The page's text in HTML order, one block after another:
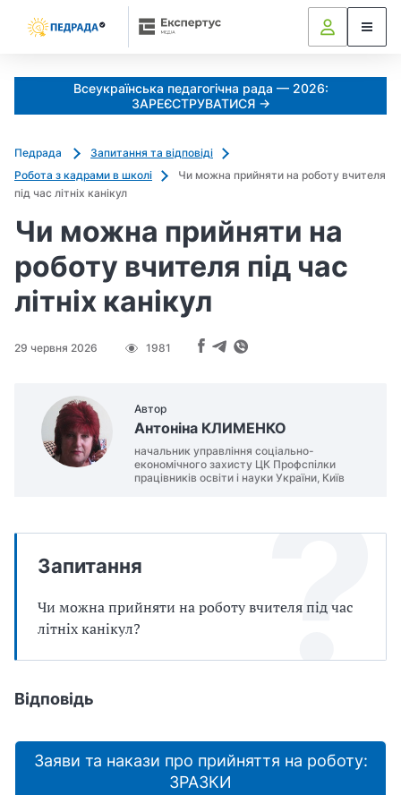
Всеукраїнська педагогічна рада — 2026:
ЗАРЕЄСТРУВАТИСЯ →
Педрада
Запитання та відповіді
Робота з кадрами в школі
Чи можна прийняти на роботу вчителя
під час літніх канікул
Чи можна прийняти на
роботу вчителя під час
літніх канікул
29 червня 2026 1981
Автор
Антоніна КЛИМЕНКО
начальник управління соціально-
економічного захисту ЦК Профспілки
працівників освіти і науки України, Київ
Запитання
Чи можна прийняти на роботу вчителя під час
літніх канікул?
Відповідь
Заяви та накази про прийняття на роботу:
ЗРАЗКИ